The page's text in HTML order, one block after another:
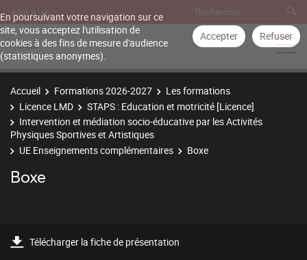
En poursuivant votre navigation sur ce
site, vous acceptez l'utilisation de
cookies à des fins de mesure d'audience
(statistiques anonymes).
Accepter Refuser
Aller à
Accueil Formations 2026-2027
Les formations
Licence LMD
STAPS : Education et motricité [Licence]
Intervention et médiation socio-éducative par les Activités
Physiques Sportives et Artistiques
UE Enseignements complémentaires
Boxe
Boxe
Télécharger la fiche de présentation